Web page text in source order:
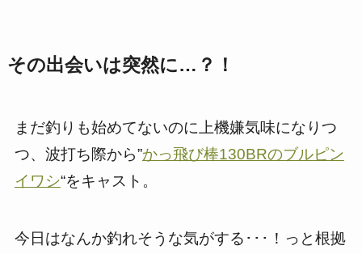
その出会いは突然に…？！
まだ釣りも始めてないのに上機嫌気味になりつ
つ、波打ち際から”かっ飛び棒130BRのブルピン
イワシ“をキャスト。
今日はなんか釣れそうな気がする･･･！っと根拠